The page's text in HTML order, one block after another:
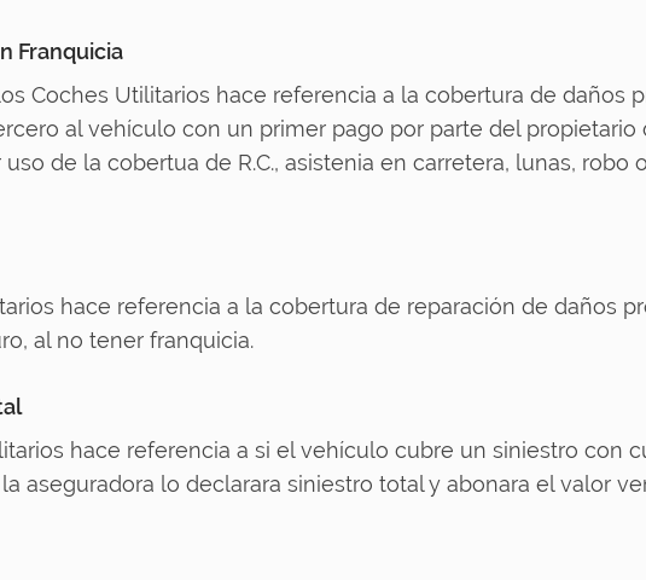
Franquicia
Coches Utilitarios hace referencia a la cobertura de daños
al vehículo con un primer pago por parte del propietario
de la cobertua de R.C., asistenia en carretera, lunas, robo
hace referencia a la cobertura de reparación de daños
al no tener franquicia.
hace referencia a si el vehículo cubre un siniestro con
aseguradora lo declarara siniestro total y abonara el valor